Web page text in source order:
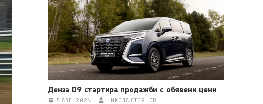
Денза D9 стартира продажби с обявени цени
5 АВГ. 2026 НИКОЛА СТОЯНОВ